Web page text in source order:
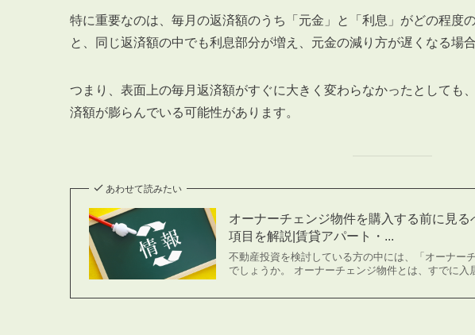
特に重要なのは、毎月の返済額のうち「元金」と「利息」がどの程度
と、同じ返済額の中でも利息部分が増え、元金の減り方が遅くなる場合
つまり、表面上の毎月返済額がすぐに大きく変わらなかったとしても
済額が膨らんでいる可能性があります。
あわせて読みたい
オーナーチェンジ物件を購入する前に見
項目を解説|賃貸アパート・...
不動産投資を検討している方の中には、「オーナー
でしょうか。 オーナーチェンジ物件とは、すでに入